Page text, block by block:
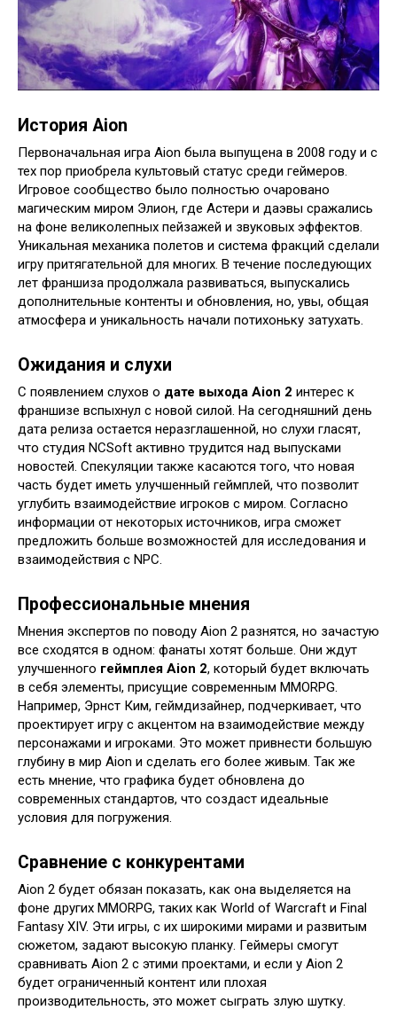
История Aion
Первоначальная игра Aion была выпущена в 2008 году и с
тех пор приобрела культовый статус среди геймеров.
Игровое сообщество было полностью очаровано
магическим миром Элион, где Астери и даэвы сражались
на фоне великолепных пейзажей и звуковых эффектов.
Уникальная механика полетов и система фракций сделали
игру притягательной для многих. В течение последующих
лет франшиза продолжала развиваться, выпускались
дополнительные контенты и обновления, но, увы, общая
атмосфера и уникальность начали потихоньку затухать.
Ожидания и слухи
С появлением слухов о дате выхода Aion 2 интерес к
франшизе вспыхнул с новой силой. На сегодняшний день
дата релиза остается неразглашенной, но слухи гласят,
что студия NCSoft активно трудится над выпусками
новостей. Спекуляции также касаются того, что новая
часть будет иметь улучшенный геймплей, что позволит
углубить взаимодействие игроков с миром. Согласно
информации от некоторых источников, игра сможет
предложить больше возможностей для исследования и
взаимодействия с NPC.
Профессиональные мнения
Мнения экспертов по поводу Aion 2 разнятся, но зачастую
все сходятся в одном: фанаты хотят больше. Они ждут
улучшенного геймплея Aion 2, который будет включать
в себя элементы, присущие современным MMORPG.
Например, Эрнст Ким, геймдизайнер, подчеркивает, что
проектирует игру с акцентом на взаимодействие между
персонажами и игроками. Это может привнести большую
глубину в мир Aion и сделать его более живым. Так же
есть мнение, что графика будет обновлена до
современных стандартов, что создаст идеальные
условия для погружения.
Сравнение с конкурентами
Aion 2 будет обязан показать, как она выделяется на
фоне других MMORPG, таких как World of Warcraft и Final
Fantasy XIV. Эти игры, с их широкими мирами и развитым
сюжетом, задают высокую планку. Геймеры смогут
сравнивать Aion 2 с этими проектами, и если у Aion 2
будет ограниченный контент или плохая
производительность, это может сыграть злую шутку.